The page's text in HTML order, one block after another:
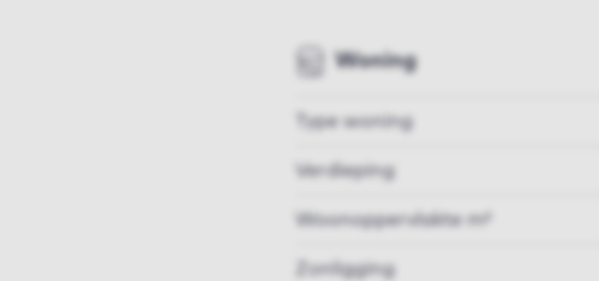
Woning
Type woning
Verdieping
Woonoppervlakte m²
Zonligging